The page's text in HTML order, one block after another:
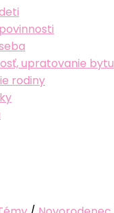
upratovanie bytu
rodiny